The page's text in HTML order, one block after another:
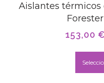
Aislantes térmicos
153,00 €